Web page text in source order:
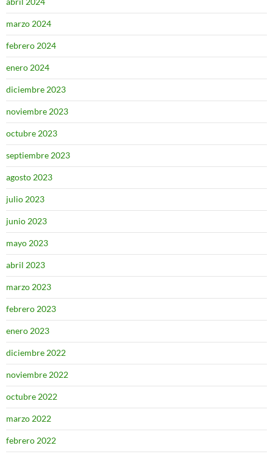
marzo 2024
febrero 2024
enero 2024
diciembre 2023
noviembre 2023
octubre 2023
septiembre 2023
agosto 2023
julio 2023
junio 2023
mayo 2023
abril 2023
marzo 2023
febrero 2023
enero 2023
diciembre 2022
noviembre 2022
octubre 2022
marzo 2022
febrero 2022